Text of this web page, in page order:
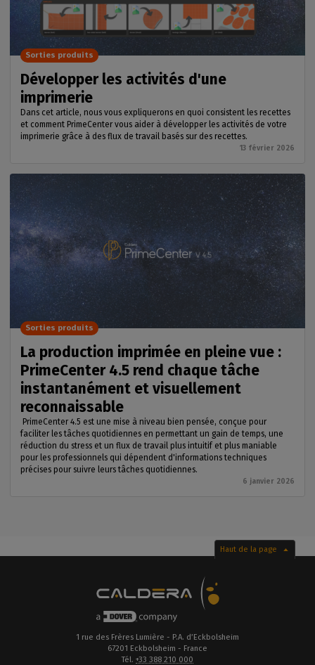
Développer les activités d'une
imprimerie
Dans cet article, nous vous expliquerons en quoi consistent les recettes
et comment PrimeCenter vous aider à développer les activités de votre
imprimerie grâce à des flux de travail basés sur des recettes.
13 février 2026
Sorties produits
La production imprimée en pleine vue :
PrimeCenter 4.5 rend chaque tâche
instantanément et visuellement
reconnaissable
PrimeCenter 4.5 est une mise à niveau bien pensée, conçue pour
faciliter les tâches quotidiennes en permettant un gain de temps, une
réduction du stress et un flux de travail plus intuitif et plus maniable
pour les professionnels qui dépendent d'informations techniques
précises pour suivre leurs tâches quotidiennes.
6 janvier 2026
Sorties produits
Haut de la page
1 rue des Frères Lumière - P.A. d’Eckbolsheim
67201 Eckbolsheim - France
Tél. +33 388 210 000